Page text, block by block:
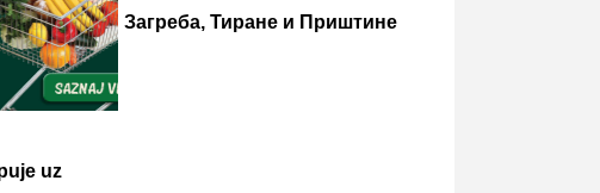
uz
Загреба, Тиране и Приштине